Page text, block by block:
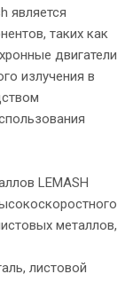
является
таких как
двигатели
излучения в
LEMASH
металлов,
листовой